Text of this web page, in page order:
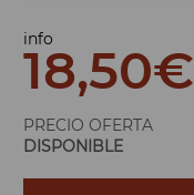
info
18,50€
PRECIO OFERTA
DISPONIBLE